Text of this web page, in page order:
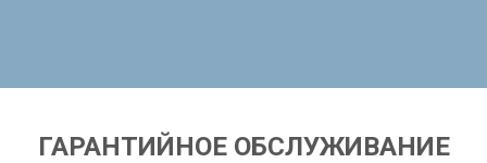
ГАРАНТИЙНОЕ ОБСЛУЖИВАНИЕ